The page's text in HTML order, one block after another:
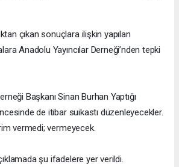
çıkan sonuçlara ilişkin yapılan
Anadolu Yayıncılar Derneği’nden tepki
Başkanı Sinan Burhan Yaptığı
de itibar suikastı düzenleyecekler.
vermedi; vermeyecek.
şu ifadelere yer verildi.